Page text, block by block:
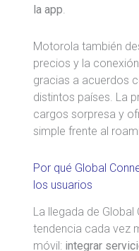
la app
Motorola también
precios y la
gracias a acuerdos
distintos países. La
cargos sorpresa y
simple frente al
Por qué Global
los usuarios
La llegada de Global
tendencia cada vez
móvil: integrar